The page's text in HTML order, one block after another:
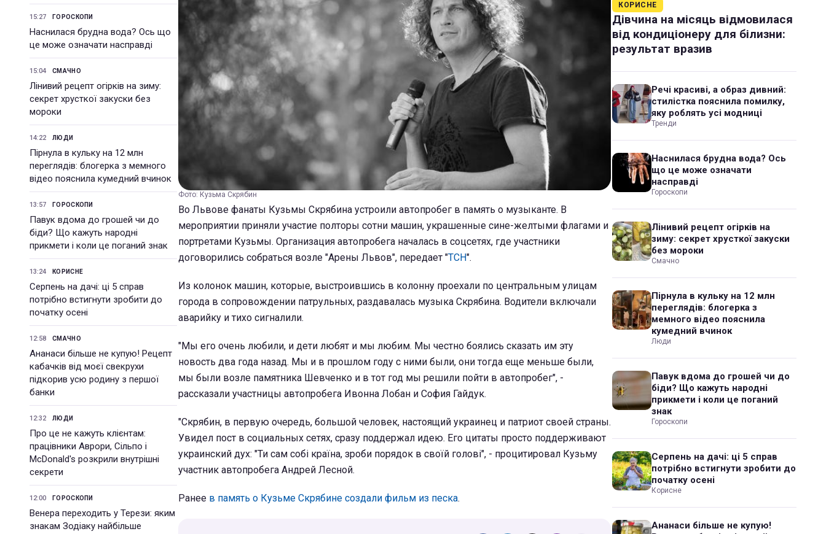
15:27 ГОРОСКОПИ
Наснилася брудна вода? Ось що
це може означати насправді
15:04 СМАЧНО
Лінивий рецепт огірків на зиму:
секрет хрусткої закуски без
мороки
14:22 ЛЮДИ
Пірнула в кульку на 12 млн
переглядів: блогерка з мемного
відео пояснила кумедний вчинок
13:57 ГОРОСКОПИ
Павук вдома до грошей чи до
біди? Що кажуть народні
прикмети і коли це поганий знак
13:24 КОРИСНЕ
Серпень на дачі: ці 5 справ
потрібно встигнути зробити до
початку осені
12:58 СМАЧНО
Ананаси більше не купую! Рецепт
кабачків від моєї свекрухи
підкорив усю родину з першої
банки
12:32 ЛЮДИ
Про це не кажуть клієнтам:
працівники Аврори, Сільпо і
McDonald's розкрили внутрішні
секрети
12:00 ГОРОСКОПИ
Венера переходить у Терези: яким
знакам Зодіаку найбільше
Фото: Кузьма Скрябин
Во Львове фанаты Кузьмы Скрябина устроили автопробег в память о музыканте. В
мероприятии приняли участие полторы сотни машин, украшенные сине-желтыми флагами и
портретами Кузьмы. Организация автопробега началась в соцсетях, где участники
договорились собраться возле "Арены Львов", передает "ТСН".
Из колонок машин, которые, выстроившись в колонну проехали по центральным улицам
города в сопровождении патрульных, раздавалась музыка Скрябина. Водители включали
аварийку и тихо сигналили.
"Мы его очень любили, и дети любят и мы любим. Мы честно боялись сказать им эту
новость два года назад. Мы и в прошлом году с ними были, они тогда еще меньше были,
мы были возле памятника Шевченко и в тот год мы решили пойти в автопробег", -
рассказали участницы автопробега Ивонна Лобан и София Гайдук.
"Скрябин, в первую очередь, большой человек, настоящий украинец и патриот своей страны.
Увидел пост в социальных сетях, сразу поддержал идею. Его цитаты просто поддерживают
украинский дух: "Ти сам собі країна, зроби порядок в своїй голові", - процитировал Кузьму
участник автопробега Андрей Лесной.
Ранее в память о Кузьме Скрябине создали фильм из песка.
КОРИСНЕ
Дівчина на місяць відмовилася
від кондиціонеру для білизни:
результат вразив
Речі красиві, а образ дивний:
стилістка пояснила помилку,
яку роблять усі модниці
Тренди
Наснилася брудна вода? Ось
що це може означати
насправді
Гороскопи
Лінивий рецепт огірків на
зиму: секрет хрусткої закуски
без мороки
Смачно
Пірнула в кульку на 12 млн
переглядів: блогерка з
мемного відео пояснила
кумедний вчинок
Люди
Павук вдома до грошей чи до
біди? Що кажуть народні
прикмети і коли це поганий
знак
Гороскопи
Серпень на дачі: ці 5 справ
потрібно встигнути зробити до
початку осені
Корисне
Ананаси більше не купую!